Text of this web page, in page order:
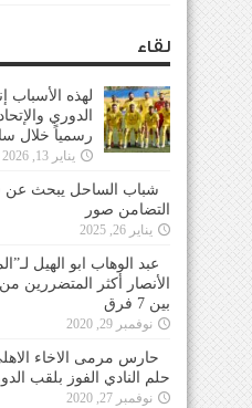
لقاء
لهذه
الدوري
رسمياً خلال
يناير 13, 2026
شباب الساحل يبحث عن
التضامن صور
يناير 26, 2025
عبد الوهاب ابو الهيل
الأنصار أكثر المتضررين
بين 7 فرق
نوفمبر 29, 2020
حارس مرمى الاخاء
حلم النادي الفوز بلقب
نوفمبر 27, 2020